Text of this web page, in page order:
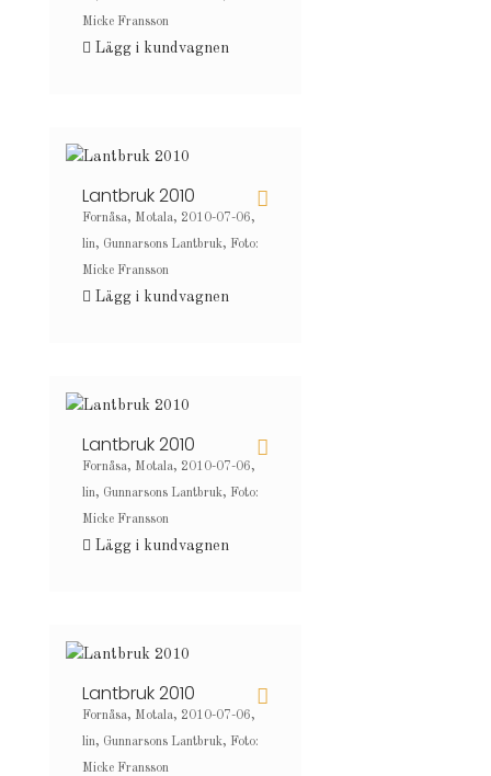
Micke Fransson
Lägg i kundvagnen
Lantbruk 2010
Fornåsa, Motala, 2010-07-06,
lin, Gunnarsons Lantbruk, Foto:
Micke Fransson
Lägg i kundvagnen
Lantbruk 2010
Fornåsa, Motala, 2010-07-06,
lin, Gunnarsons Lantbruk, Foto:
Micke Fransson
Lägg i kundvagnen
Lantbruk 2010
Fornåsa, Motala, 2010-07-06,
lin, Gunnarsons Lantbruk, Foto:
Micke Fransson